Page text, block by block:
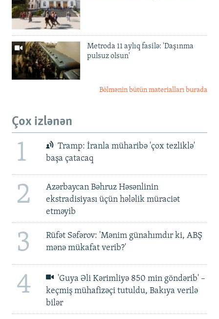
Metroda 11 aylıq fasilə: 'Daşınma
pulsuz olsun'
Bölmənin bütün materialları burada
Çox izlənən
1
Tramp: İranla müharibə 'çox tezliklə'
başa çatacaq
2
Azərbaycan Bəhruz Həsənlinin
ekstradisiyası üçün hələlik müraciət
etməyib
3
Rüfət Səfərov: 'Mənim günahımdır ki, ABŞ
mənə mükafat verib?'
4
'Guya Əli Kərimliyə 850 min göndərib' –
keçmiş mühafizəçi tutuldu, Bakıya verilə
bilər